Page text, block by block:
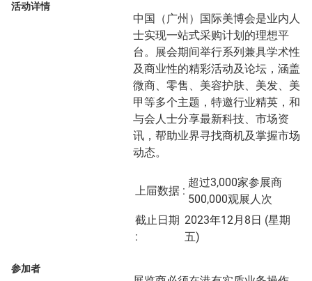
活动详情
中国（广州）国际美博会是业内人
士实现一站式采购计划的理想平
台。展会期间举行系列兼具学术性
及商业性的精彩活动及论坛，涵盖
微商、零售、美容护肤、美发、美
甲等多个主题，特邀行业精英，和
与会人士分享最新科技、市场资
讯，帮助业界寻找商机及掌握市场
动态。
上屇数据 :
超过3,000家参展商
500,000观展人次
截止日期
:
2023年12月8日 (星期
五)
参加者